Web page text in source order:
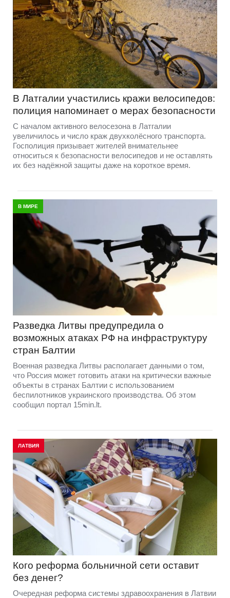
В Латгалии участились кражи велосипедов:
полиция напоминает о мерах безопасности
С началом активного велосезона в Латгалии
увеличилось и число краж двухколёсного транспорта.
Госполиция призывает жителей внимательнее
относиться к безопасности велосипедов и не оставлять
их без надёжной защиты даже на короткое время.
В МИРЕ
Разведка Литвы предупредила о
возможных атаках РФ на инфраструктуру
стран Балтии
Военная разведка Литвы располагает данными о том,
что Россия может готовить атаки на критически важные
объекты в странах Балтии с использованием
беспилотников украинского производства. Об этом
сообщил портал 15min.lt.
ЛАТВИЯ
Кого реформа больничной сети оставит
без денег?
Очередная реформа системы здравоохранения в Латвии